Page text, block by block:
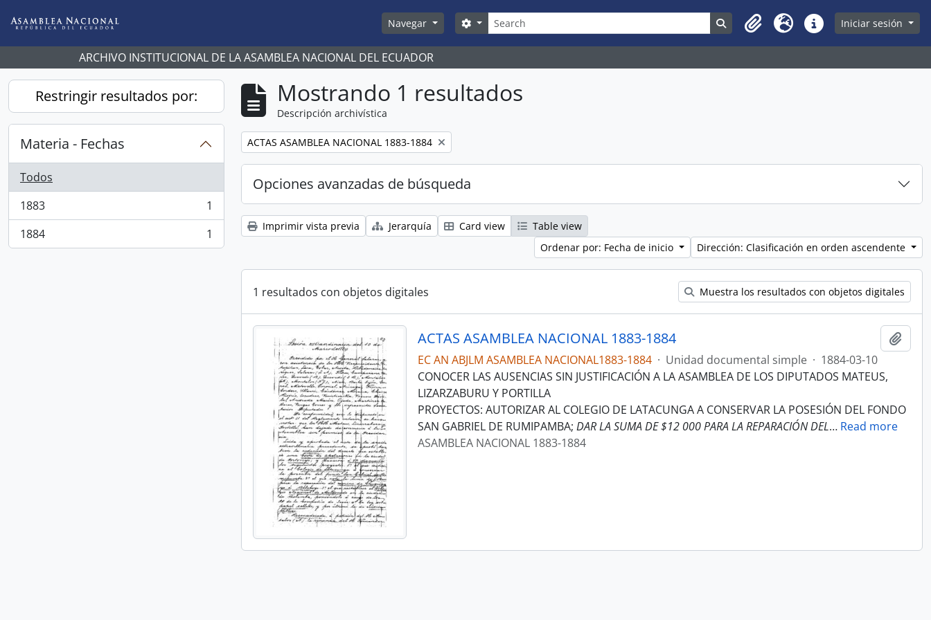
Navegar
Búsqueda
Search options Search in browse page
Clipboard
Idioma Enlaces rápidos
Iniciar sesión
ARCHIVO INSTITUCIONAL DE LA ASAMBLEA NACIONAL DEL ECUADOR
Restringir resultados por:
Materia - Fechas
Todos
1883
, 1 resultados
1
1884
, 1 resultados 1
Mostrando 1 resultados
Descripción archivística
Remove filter:
ACTAS ASAMBLEA NACIONAL 1883-1884
Opciones avanzadas de búsqueda
Imprimir vista previa Jerarquía Card view
Table view
Ordenar por: Fecha de inicio
Dirección: Clasificación en orden ascendente
1 resultados con objetos digitales Muestra los resultados con objetos digitales
ACTAS ASAMBLEA NACIONAL 1883-1884
EC AN ABJLM ASAMBLEA NACIONAL1883-1884 · Unidad documental simple · 1884-03-10
CONOCER LAS AUSENCIAS SIN JUSTIFICACIÓN A LA ASAMBLEA DE LOS DIPUTADOS MATEUS,
LIZARZABURU Y PORTILLA
PROYECTOS: AUTORIZAR AL COLEGIO DE LATACUNGA A CONSERVAR LA POSESIÓN DEL FONDO
SAN GABRIEL DE RUMIPAMBA; DAR LA SUMA DE $12 000 PARA LA REPARACIÓN DEL… Read more
ASAMBLEA NACIONAL 1883-1884